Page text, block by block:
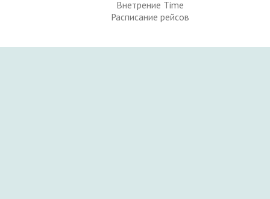
Внетрение Time
Расписание рейсов